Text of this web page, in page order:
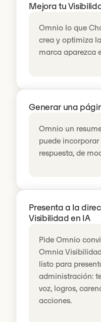
Mejora tu
Omnio lo que
crea y optimiza
marca aparezca
Generar una
Omnio un
puede
respuesta, de
Presenta a la
Visibilidad en IA
Pide Omnio
Omnia
listo para
administración:
voz, logros,
acciones.